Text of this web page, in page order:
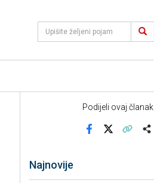
Podijeli ovaj članak
Najnovije